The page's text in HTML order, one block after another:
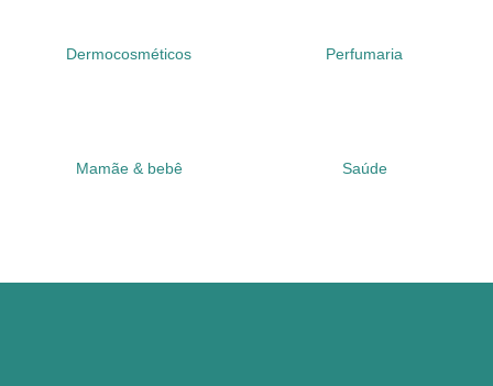
Dermocosméticos Perfumaria
Mamãe & bebê Saúde